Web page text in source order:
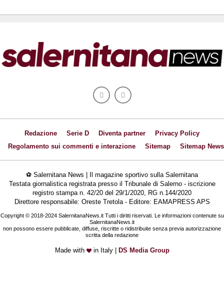
Redazione Serie D Diventa partner
Privacy Policy
Regolamento sui commenti e interazione
Sitemap Sitemap News
⚽ Salernitana News | Il magazine sportivo sulla Salernitana
Testata giornalistica registrata presso il Tribunale di Salerno - iscrizione
registro stampa n. 42/20 del 29/1/2020, RG n.144/2020
Direttore responsabile: Oreste Tretola - Editore: EAMAPRESS APS
Copyright © 2018-2024 SalernitanaNews.it Tutti i diritti riservati. Le informazioni contenute su
SalernitanaNews.it
non possono essere pubblicate, diffuse, riscritte o ridistribuite senza previa autorizzazione
scritta della redazione
Made with in Italy | DS Media Group